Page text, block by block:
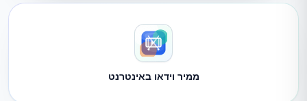
ממיר וידאו באינטרנט